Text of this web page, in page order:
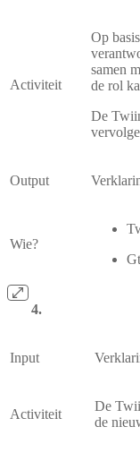
Activiteit
Op
samen
de rol
De
Output
Wie?
Input
Activiteit
De
de